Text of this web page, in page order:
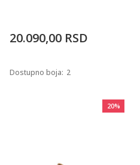
20.090,00 RSD
Dostupno boja: 2
20%